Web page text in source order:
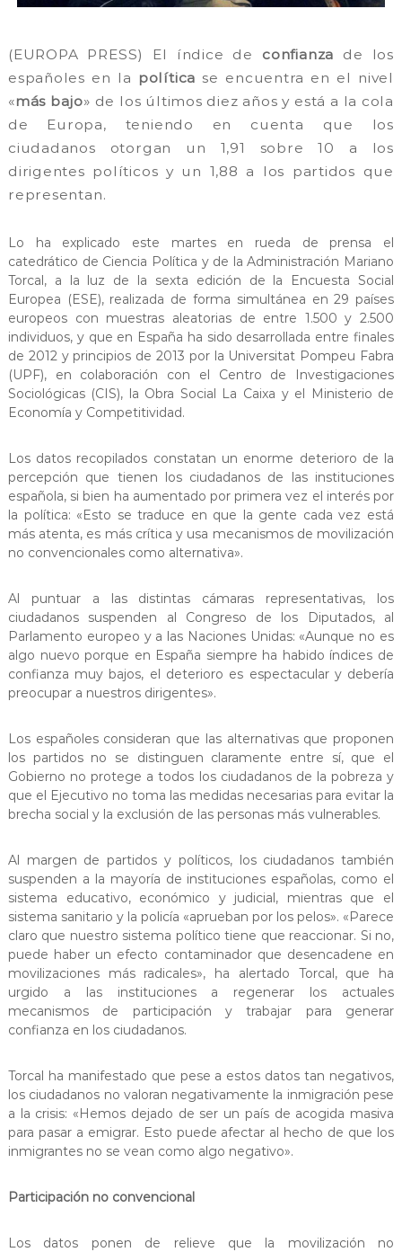
(EUROPA PRESS) El índice de confianza de los
españoles en la política se encuentra en el nivel
«más bajo» de los últimos diez años y está a la cola
de Europa, teniendo en cuenta que los
ciudadanos otorgan un 1,91 sobre 10 a los
dirigentes políticos y un 1,88 a los partidos que
representan.
Lo ha explicado este martes en rueda de prensa el
catedrático de Ciencia Política y de la Administración Mariano
Torcal, a la luz de la sexta edición de la Encuesta Social
Europea (ESE), realizada de forma simultánea en 29 países
europeos con muestras aleatorias de entre 1.500 y 2.500
individuos, y que en España ha sido desarrollada entre finales
de 2012 y principios de 2013 por la Universitat Pompeu Fabra
(UPF), en colaboración con el Centro de Investigaciones
Sociológicas (CIS), la Obra Social La Caixa y el Ministerio de
Economía y Competitividad.
Los datos recopilados constatan un enorme deterioro de la
percepción que tienen los ciudadanos de las instituciones
española, si bien ha aumentado por primera vez el interés por
la política: «Esto se traduce en que la gente cada vez está
más atenta, es más crítica y usa mecanismos de movilización
no convencionales como alternativa».
Al puntuar a las distintas cámaras representativas, los
ciudadanos suspenden al Congreso de los Diputados, al
Parlamento europeo y a las Naciones Unidas: «Aunque no es
algo nuevo porque en España siempre ha habido índices de
confianza muy bajos, el deterioro es espectacular y debería
preocupar a nuestros dirigentes».
Los españoles consideran que las alternativas que proponen
los partidos no se distinguen claramente entre sí, que el
Gobierno no protege a todos los ciudadanos de la pobreza y
que el Ejecutivo no toma las medidas necesarias para evitar la
brecha social y la exclusión de las personas más vulnerables.
Al margen de partidos y políticos, los ciudadanos también
suspenden a la mayoría de instituciones españolas, como el
sistema educativo, económico y judicial, mientras que el
sistema sanitario y la policía «aprueban por los pelos». «Parece
claro que nuestro sistema político tiene que reaccionar. Si no,
puede haber un efecto contaminador que desencadene en
movilizaciones más radicales», ha alertado Torcal, que ha
urgido a las instituciones a regenerar los actuales
mecanismos de participación y trabajar para generar
confianza en los ciudadanos.
Torcal ha manifestado que pese a estos datos tan negativos,
los ciudadanos no valoran negativamente la inmigración pese
a la crisis: «Hemos dejado de ser un país de acogida masiva
para pasar a emigrar. Esto puede afectar al hecho de que los
inmigrantes no se vean como algo negativo».
Participación no convencional
Los datos ponen de relieve que la movilización no